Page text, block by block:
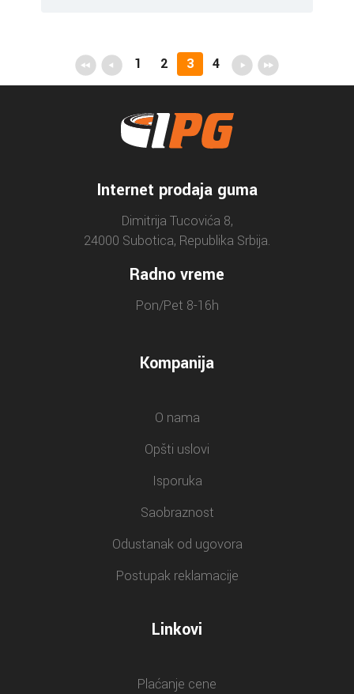
1 2 3 4
Internet prodaja guma
Dimitrija Tucovića 8,
24000 Subotica, Republika Srbija.
Radno vreme
Pon/Pet 8-16h
Kompanija
O nama
Opšti uslovi
Isporuka
Saobraznost
Odustanak od ugovora
Postupak reklamacije
Linkovi
Plaćanje cene